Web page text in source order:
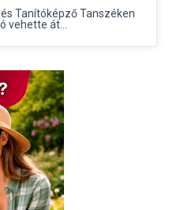
Tanítóképző Tanszéken
vehette át...